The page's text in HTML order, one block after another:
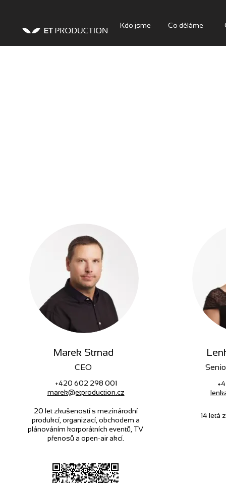
Kdo jsme Co děláme
Marek Strnad
CEO
+420 602 298 001
marek@etproduction.cz
20 let zkušeností s mezinárodní
produkcí, organizací, obchodem a
plánováním korporátních eventů, TV
přenosů a open-air akcí.
14 letá